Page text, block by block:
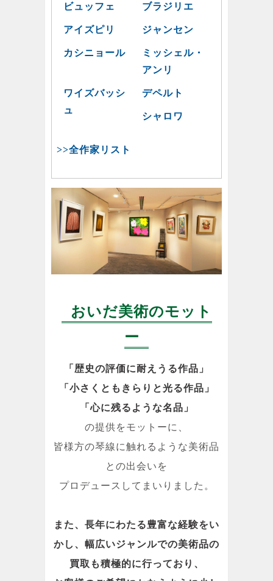
ビュッフェ ブラジリエ
アイズピリ ジャンセン
カシニョール
ミッシェル・
アンリ
ワイズバッシ
ュ
デペルト
シャロワ
>>全作家リスト
おいだ美術のモット
ー
「歴史の評価に耐えうる作品」
「小さくともきらりと光る作品」
「心に残るような名品」
の提供をモットーに、
皆様方の琴線に触れるような美術品
との出会いを
プロデュースしてまいりました。
また、長年にわたる豊富な経験をい
かし、幅広いジャンルでの美術品の
買取も積極的に行っており、